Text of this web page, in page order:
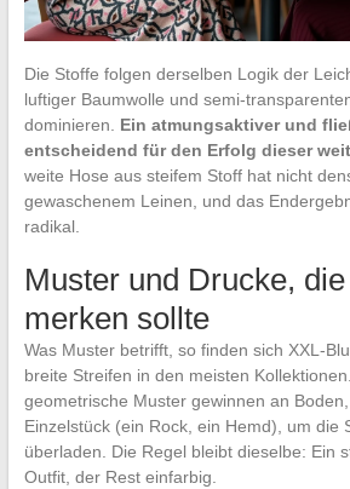
Die Stoffe folgen derselben Logik der
luftiger Baumwolle und semi-
dominieren. Ein atmungsaktiver und
entscheidend für den Erfolg dieser
weite Hose aus steifem Stoff hat nicht
gewaschenem Leinen, und das
radikal.
Muster und Drucke,
merken sollte
Was Muster betrifft, so finden sich XXL-
breite Streifen in den meisten
geometrische Muster gewinnen an
Einzelstück (ein Rock, ein Hemd), um die
überladen. Die Regel bleibt dieselbe: Ein
Outfit, der Rest einfarbig.